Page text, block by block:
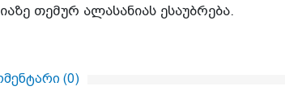
თემურ ალასანიას ესაუბრება.
(0)